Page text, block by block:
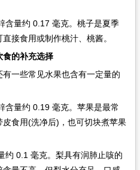
量约 0.17 毫克。桃子是夏季
接食用或制作桃汁、桃酱。​
的补充选择​
一些常见水果也含有一定量的
量约 0.19 毫克。苹果是最常
食用(洗净后)，也可切块煮苹果
0.1 毫克。梨具有润肺止咳的